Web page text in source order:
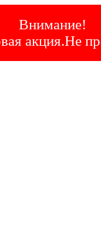
Внимание!
акция.Не